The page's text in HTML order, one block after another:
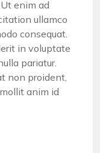
enim ad
ullamco
consequat.
in voluptate
pariatur.
non proident,
anim id